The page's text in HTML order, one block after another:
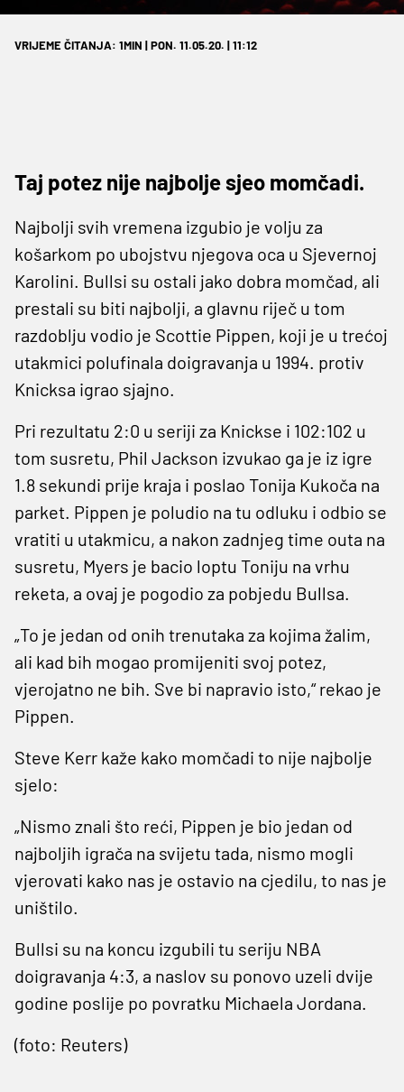
VRIJEME ČITANJA: 1MIN | PON. 11.05.20. | 11:12
Taj potez nije najbolje sjeo momčadi.
Najbolji svih vremena izgubio je volju za
košarkom po ubojstvu njegova oca u Sjevernoj
Karolini. Bullsi su ostali jako dobra momčad, ali
prestali su biti najbolji, a glavnu riječ u tom
razdoblju vodio je Scottie Pippen, koji je u trećoj
utakmici polufinala doigravanja u 1994. protiv
Knicksa igrao sjajno.
Pri rezultatu 2:0 u seriji za Knickse i 102:102 u
tom susretu, Phil Jackson izvukao ga je iz igre
1.8 sekundi prije kraja i poslao Tonija Kukoča na
parket. Pippen je poludio na tu odluku i odbio se
vratiti u utakmicu, a nakon zadnjeg time outa na
susretu, Myers je bacio loptu Toniju na vrhu
reketa, a ovaj je pogodio za pobjedu Bullsa.
„To je jedan od onih trenutaka za kojima žalim,
ali kad bih mogao promijeniti svoj potez,
vjerojatno ne bih. Sve bi napravio isto,“ rekao je
Pippen.
Steve Kerr kaže kako momčadi to nije najbolje
sjelo:
„Nismo znali što reći, Pippen je bio jedan od
najboljih igrača na svijetu tada, nismo mogli
vjerovati kako nas je ostavio na cjedilu, to nas je
uništilo.
Bullsi su na koncu izgubili tu seriju NBA
doigravanja 4:3, a naslov su ponovo uzeli dvije
godine poslije po povratku Michaela Jordana.
(foto: Reuters)